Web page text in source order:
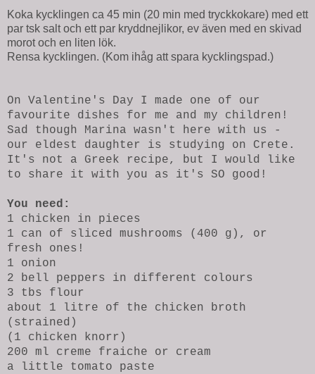
Koka kycklingen ca 45 min (20 min med tryckkokare) med ett
par tsk salt och ett par kryddnejlikor, ev även med en skivad
morot och en liten lök.
Rensa kycklingen. (Kom ihåg att spara kycklingspad.)
On Valentine's Day I made one of our
favourite dishes for me and my children!
Sad though Marina wasn't here with us -
our eldest daughter is studying on Crete.
It's not a Greek recipe, but I would like
to share it with you as it's SO good!
You need:
1 chicken in pieces
1 can of sliced mushrooms (400 g), or
fresh ones!
1 onion
2 bell peppers in different colours
3 tbs flour
about 1 litre of the chicken broth
(strained)
(1 chicken knorr)
200 ml creme fraiche or cream
a little tomato paste